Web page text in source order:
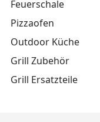
Feuerschale
Pizzaofen
Outdoor Küche
Grill Zubehör
Grill Ersatzteile